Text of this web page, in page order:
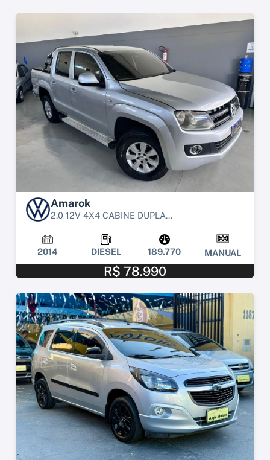
Amarok
2.0 12V 4X4 CABINE DUPLA...
2014 DIESEL 189.770 MANUAL
R$ 78.990